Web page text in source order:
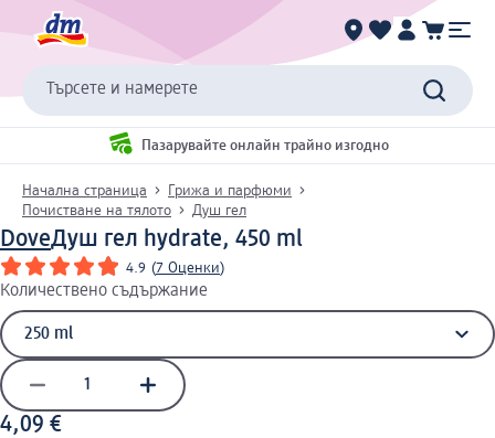
Търсете и намерете
Пазарувайте онлайн трайно изгодно
Начална страница
Грижа и парфюми
Почистване на тялото
Душ гел
DoveДуш гел hydrate, 450 ml
4.9 (7 Оценки)
Количествено съдържание
4,09 €